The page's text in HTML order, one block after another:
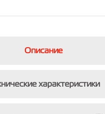
Описание
характеристики